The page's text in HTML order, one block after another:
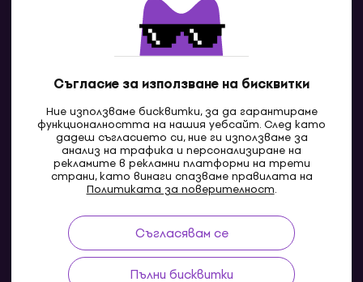
Съгласие за използване на бисквитки
Ние използваме бисквитки, за да гарантираме
функционалността на нашия уебсайт. След като
дадеш съгласието си, ние ги използваме за
анализ на трафика и персонализиране на
рекламите в рекламни платформи на трети
страни, като винаги спазваме правилата на
Политиката за поверителност.
Съгласявам се
Пълни бисквитки
Свържи се с нас
BG
Pazaruvaj - Надежден помощник за покупки